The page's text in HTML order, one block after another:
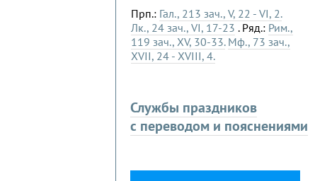
Прп.: Гал., 213 зач., V, 22 - VI, 2.
Лк., 24 зач., VI, 17-23 . Ряд.: Рим.,
119 зач., XV, 30-33. Мф., 73 зач.,
XVII, 24 - XVIII, 4.
Службы праздников
с переводом и пояснениями